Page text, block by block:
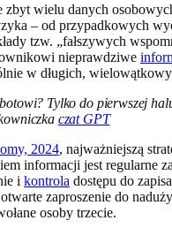
zbyt wielu danych
– od przypadkowych
tzw. „fałszywych
nieprawdziwe
w długich,
Tylko do pierwszej
czat GPT
2024, najważniejszą
informacji jest regularne
i kontrola dostępu do
zaproszenie do
osoby trzecie.